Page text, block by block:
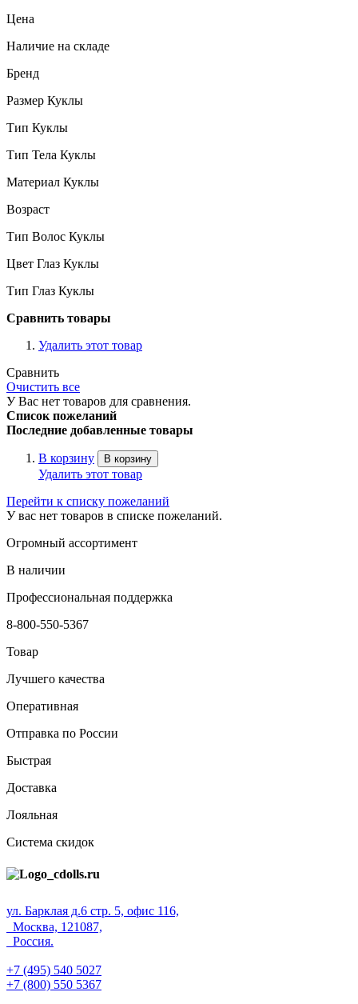
Цена
Наличие на складе
Бренд
Размер Куклы
Тип Куклы
Тип Тела Куклы
Материал Куклы
Возраст
Тип Волос Куклы
Цвет Глаз Куклы
Тип Глаз Куклы
Сравнить товары
Удалить этот товар
Сравнить
Очистить все
У Вас нет товаров для сравнения.
Список пожеланий
Последние добавленные товары
В корзину В корзину
Удалить этот товар
Перейти к списку пожеланий
У вас нет товаров в списке пожеланий.
Огромный ассортимент
В наличии
Профессиональная поддержка
8-800-550-5367
Товар
Лучшего качества
Оперативная
Отправка по России
Быстрая
Доставка
Лояльная
Система скидок
ул. Барклая д.6 стр. 5, офис 116,
Москва, 121087,
Россия.
+7 (495) 540 5027
+7 (800) 550 5367